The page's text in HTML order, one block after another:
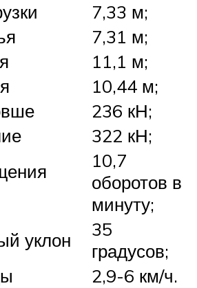
7,33 м;
7,31 м;
11,1 м;
10,44 м;
236 кН;
322 кН;
10,7
оборотов в
минуту;
уклон
35
градусов;
2,9-6 км/ч.